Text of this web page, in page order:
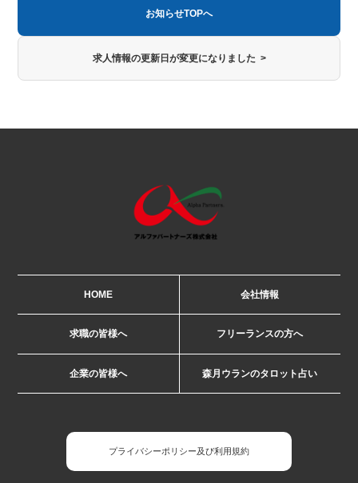
お知らせTOPへ
求人情報の更新日が変更になりました >
HOME 会社情報
求職の皆様へ フリーランスの方へ
企業の皆様へ 森月ウランのタロット占い
プライバシーポリシー及び利用規約